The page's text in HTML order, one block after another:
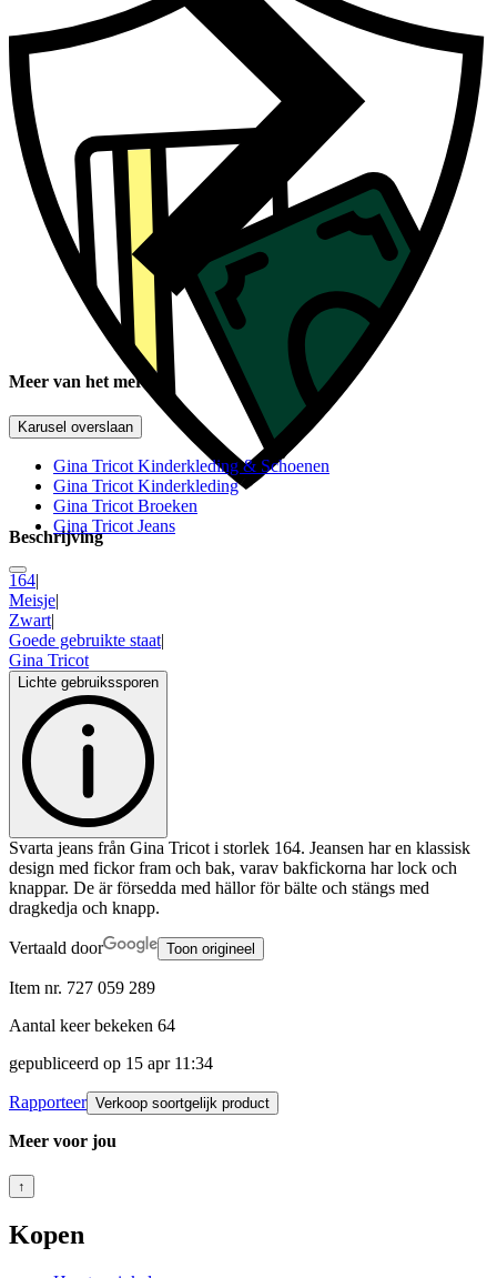
Beschrijving
164|
Meisje|
Zwart|
Goede gebruikte staat|
Gina Tricot
Lichte gebruikssporen
Svarta jeans från Gina Tricot i storlek 164. Jeansen har en klassisk
design med fickor fram och bak, varav bakfickorna har lock och
knappar. De är försedda med hällor för bälte och stängs med
dragkedja och knapp.
Vertaald door Toon origineel
Item nr. 727 059 289
Aantal keer bekeken 64
gepubliceerd op 15 apr 11:34
Rapporteer Verkoop soortgelijk product
Meer van het merk
Karusel overslaan
Gina Tricot Kinderkleding & Schoenen
Gina Tricot Kinderkleding
Gina Tricot Broeken
Gina Tricot Jeans
Meer voor jou
↑
Kopen